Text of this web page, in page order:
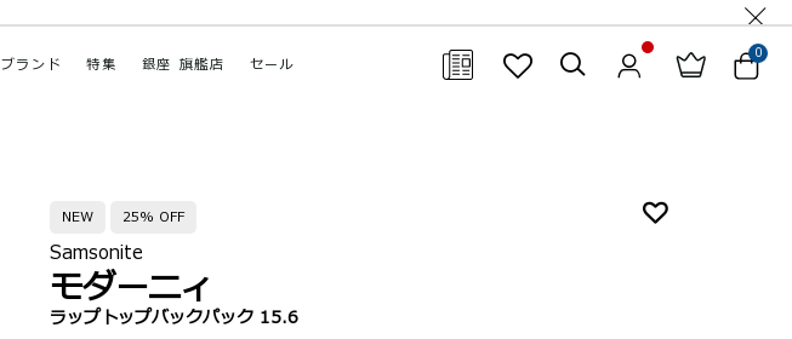
ブランド 特集 銀座 旗艦店 セール
0
NEW 25% OFF
Samsonite
モダーニィ
ラップトップバックパック 15.6